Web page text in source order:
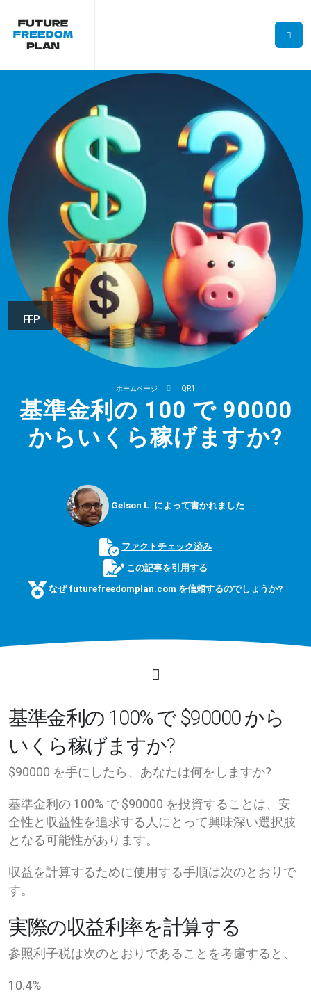
FFP
ホームページ QR1
基準金利の 100 で 90000
からいくら稼げますか?
Gelson L. によって書かれました
ファクトチェック済み
この記事を引用する
なぜ futurefreedomplan.com を信頼するのでしょうか?
基準金利の 100% で $90000 から
いくら稼げますか?
$90000 を手にしたら、あなたは何をしますか?
基準金利の 100% で $90000 を投資することは、安
全性と収益性を追求する人にとって興味深い選択肢
となる可能性があります。
収益を計算するために使用する手順は次のとおりで
す。
実際の収益利率を計算する
参照利子税は次のとおりであることを考慮すると、
10.4%